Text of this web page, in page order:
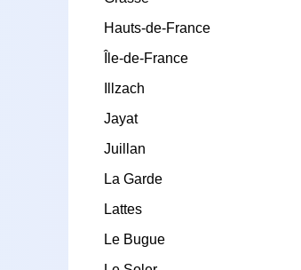
Hauts-de-France
Île-de-France
Illzach
Jayat
Juillan
La Garde
Lattes
Le Bugue